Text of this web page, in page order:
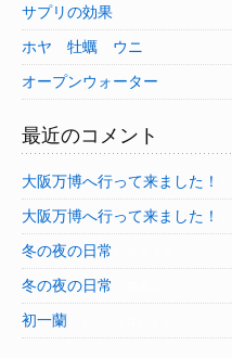
サプリの効果
ホヤ 牡蠣 ウニ
オープンウォーター
最近のコメント
大阪万博へ行って来ました！
大阪万博へ行って来ました！
冬の夜の日常
冬の夜の日常
初一蘭